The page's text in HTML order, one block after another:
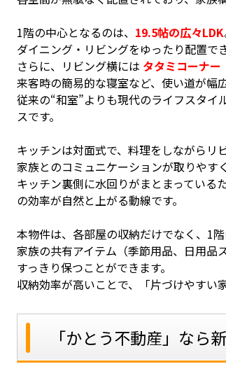
1階の中心となるのは、 19.5帖の広々LDK
ダイニング・リビングをゆったり配置で
さらに、リビング横には タタミコーナー
来客時の簡易的な寝室など、使い道が幅
従来の“和室”よりも現代のライフスタイ
スです。
キッチンは対面式で、料理をしながらリ
家族とのコミュニケーションが取りやす
キッチン裏側に水回りがまとまってい
の効率が自然と上がる動線です。
本物件は、各部屋の収納だけでなく、1
家族の共有アイテム（季節用品、日用品
すっきり保つことができます。
収納効率が高いことで、「片づけやすい
「かとう不動産」なら